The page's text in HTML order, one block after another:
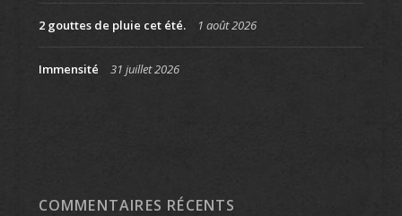
2 gouttes de pluie cet été. 1 août 2026
Immensité 31 juillet 2026
COMMENTAIRES RÉCENTS